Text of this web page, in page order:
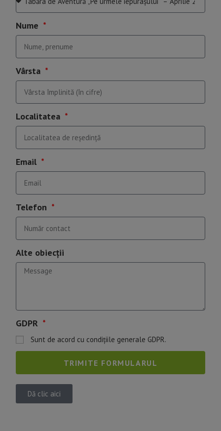
Nume
Vârsta
Localitatea
Email
Telefon
Alte obiecții
GDPR
Sunt de acord cu condițiile generale GDPR.
TRIMITE FORMULARUL
Dă clic aici